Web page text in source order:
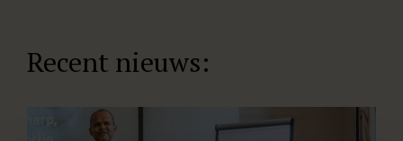
Recent nieuws: